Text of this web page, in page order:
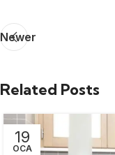
Newer
Related Posts
19
OCA